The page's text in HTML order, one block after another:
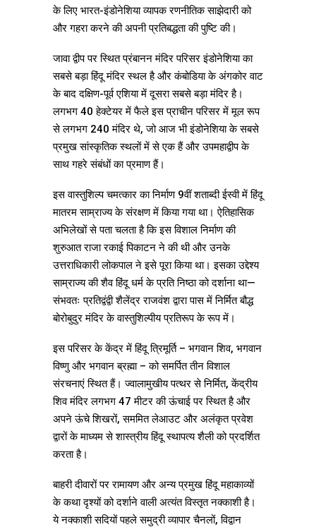
के लिए भारत-इंडोनेशिया व्यापक रणनीतिक साझेदारी को
और गहरा करने की अपनी प्रतिबद्धता की पुष्टि की।
जावा द्वीप पर स्थित प्रंबानन मंदिर परिसर इंडोनेशिया का
सबसे बड़ा हिंदू मंदिर स्थल है और कंबोडिया के अंगकोर वाट
के बाद दक्षिण-पूर्व एशिया में दूसरा सबसे बड़ा मंदिर है।
लगभग 40 हेक्टेयर में फैले इस प्राचीन परिसर में मूल रूप
से लगभग 240 मंदिर थे, जो आज भी इंडोनेशिया के सबसे
प्रमुख सांस्कृतिक स्थलों में से एक हैं और उपमहाद्वीप के
साथ गहरे संबंधों का प्रमाण हैं।
इस वास्तुशिल्प चमत्कार का निर्माण 9वीं शताब्दी ईस्वी में हिंदू
मातरम साम्राज्य के संरक्षण में किया गया था। ऐतिहासिक
अभिलेखों से पता चलता है कि इस विशाल निर्माण की
शुरुआत राजा रकाई पिकाटन ने की थी और उनके
उत्तराधिकारी लोकपाल ने इसे पूरा किया था। इसका उद्देश्य
साम्राज्य की शैव हिंदू धर्म के प्रति निष्ठा को दर्शाना था—
संभवतः प्रतिद्वंद्वी शैलेंद्र राजवंश द्वारा पास में निर्मित बौद्ध
बोरोबुदुर मंदिर के वास्तुशिल्पीय प्रतिरूप के रूप में।
इस परिसर के केंद्र में हिंदू त्रिमूर्ति – भगवान शिव, भगवान
विष्णु और भगवान ब्रह्मा – को समर्पित तीन विशाल
संरचनाएं स्थित हैं। ज्वालामुखीय पत्थर से निर्मित, केंद्रीय
शिव मंदिर लगभग 47 मीटर की ऊंचाई पर स्थित है और
अपने ऊंचे शिखरों, सममित लेआउट और अलंकृत प्रवेश
द्वारों के माध्यम से शास्त्रीय हिंदू स्थापत्य शैली को प्रदर्शित
करता है।
बाहरी दीवारों पर रामायण और अन्य प्रमुख हिंदू महाकाव्यों
के कथा दृश्यों को दर्शाने वाली अत्यंत विस्तृत नक्काशी है।
ये नक्काशी सदियों पहले समुद्री व्यापार चैनलों, विद्वान